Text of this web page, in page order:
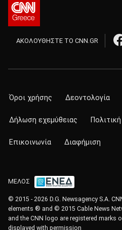
ΑΚΟΛΟΥΘΗΣΤΕ ΤΟ CNN.GR
Όροι χρήσης Δεοντολογία
Δήλωση εχεμύθειας
Επικοινωνία Διαφήμιση
ΜΕΛΟΣ
© 2015 - 2026 D.G. Newsagency S.A.
elements ® and © 2015 Cable News
and the CNN logo are registered marks
displayed with permission